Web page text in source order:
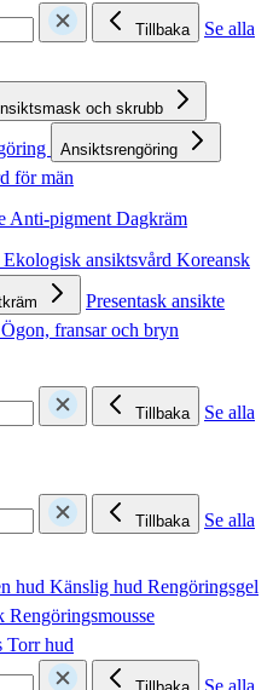
Tillbaka
Se alla
och skrubb
Ansiktsrengöring
för män
Anti-pigmentDagkräm
Ekologisk ansiktsvård Koreansk
Presentask ansikte
Ögon, fransar och bryn
Tillbaka
Se alla
Tillbaka
Se alla
hud Känslig hud Rengöringsgel
Rengöringsmousse
Torr hud